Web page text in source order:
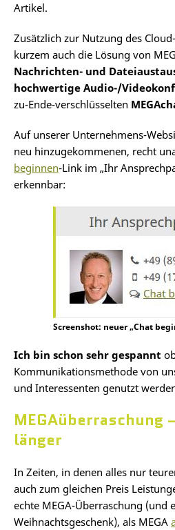
Artikel.
Zusätzlich zur Nutzung des
kurzem auch die Lösung von
Nachrichten- und
hochwertige Audio-/
zu-Ende-verschlüsselten
Auf unserer Unternehmens-
neu hinzugekommenen, recht
beginnen-Link im „Ihr
erkennbar:
Screenshot: neuer „Chat
Ich bin schon sehr gespannt
Kommunikationsmethode von
und Interessenten genutzt
länger
In Zeiten, in denen alles nur
auch zum gleichen Preis
echte MEGA-Überraschung (und
Weihnachtsgeschenk), als MEGA